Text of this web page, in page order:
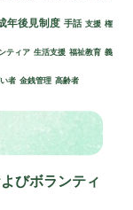
年後見制度 手話 支援 権
ティア 生活支援 福祉教育 義
者 金銭管理 高齢者
びボランティ